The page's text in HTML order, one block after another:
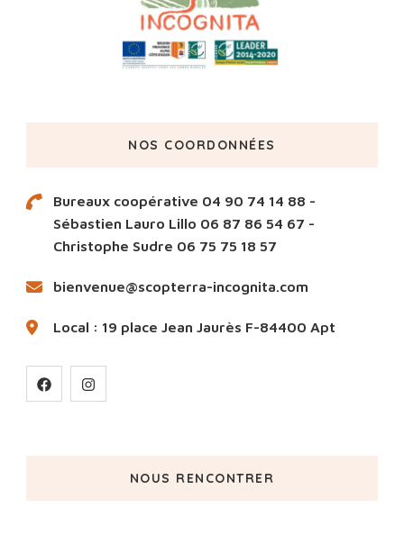
NOS COORDONNÉES
Bureaux coopérative 04 90 74 14 88 -
Sébastien Lauro Lillo 06 87 86 54 67 -
Christophe Sudre 06 75 75 18 57
bienvenue@scopterra-incognita.com
Local : 19 place Jean Jaurès F-84400 Apt
NOUS RENCONTRER